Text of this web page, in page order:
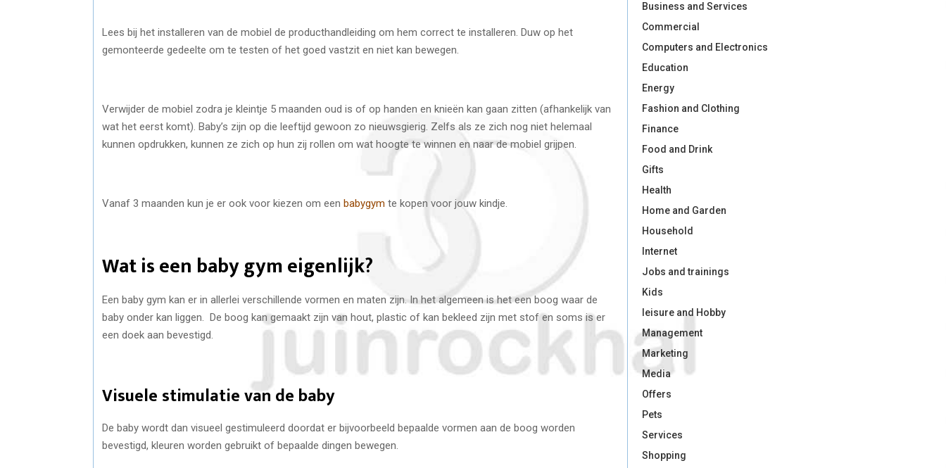
Lees bij het installeren van de mobiel de producthandleiding om hem correct te installeren. Duw op het
gemonteerde gedeelte om te testen of het goed vastzit en niet kan bewegen.
Verwijder de mobiel zodra je kleintje 5 maanden oud is of op handen en knieën kan gaan zitten (afhankelijk van
wat het eerst komt). Baby’s zijn op die leeftijd gewoon zo nieuwsgierig. Zelfs als ze zich nog niet helemaal
kunnen opdrukken, kunnen ze zich op hun zij rollen om wat hoogte te winnen en naar de mobiel grijpen.
Vanaf 3 maanden kun je er ook voor kiezen om een babygym te kopen voor jouw kindje.
Wat is een baby gym eigenlijk?
Een baby gym kan er in allerlei verschillende vormen en maten zijn. In het algemeen is het een boog waar de
baby onder kan liggen. De boog kan gemaakt zijn van hout, plastic of kan bekleed zijn met stof en soms is er
een doek aan bevestigd.
Visuele stimulatie van de baby
De baby wordt dan visueel gestimuleerd doordat er bijvoorbeeld bepaalde vormen aan de boog worden
bevestigd, kleuren worden gebruikt of bepaalde dingen bewegen.
Business and Services
Commercial
Computers and Electronics
Education
Energy
Fashion and Clothing
Finance
Food and Drink
Gifts
Health
Home and Garden
Household
Internet
Jobs and trainings
Kids
leisure and Hobby
Management
Marketing
Media
Offers
Pets
Services
Shopping